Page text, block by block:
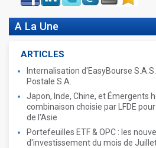
A La Une
ARTICLES
Internalisation d'EasyBourse
Postale S.A.
Japon, Inde, Chine, et Émergents
combinaison choisie par LFDE
de l'Asie
Portefeuilles ETF & OPC : les
d'investissement du mois de